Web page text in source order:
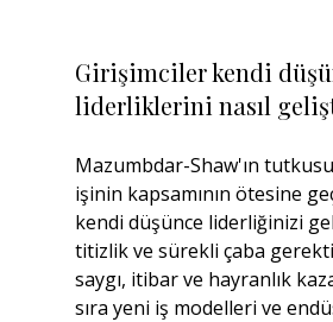
Girişimciler kendi
liderliklerini nasıl
Mazumbdar-Shaw'ın
işinin kapsamının ötesine
kendi düşünce liderliğinizi
titizlik ve sürekli çaba
saygı, itibar ve hayranlık
sıra yeni iş modelleri ve